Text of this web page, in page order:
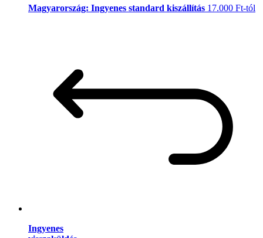
Magyarország: Ingyenes standard kiszállítás 17.000 Ft-tól
Ingyenes